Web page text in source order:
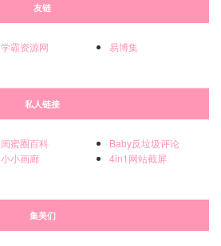
友链
学霸资源网 易博集
私人链接
闺蜜圈百科
小小画廊
Baby反垃圾评论
4in1网站截屏
集美们